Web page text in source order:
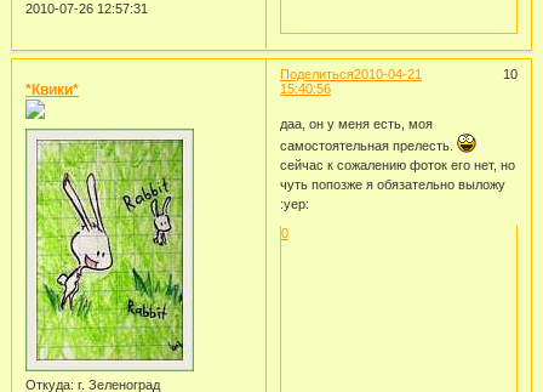
2010-07-26 12:57:31
Поделиться 10
2010-04-21
15:40:56
*Квики*
Откуда: г. Зеленоград
даа, он у меня есть, моя
самостоятельная прелесть.
сейчас к сожалению фоток его нет, но
чуть попозже я обязательно выложу
:yep:
0